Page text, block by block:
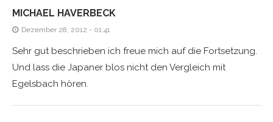
MICHAEL HAVERBECK
Dezember 28, 2012 - 01:41
Sehr gut beschrieben ich freue mich auf die Fortsetzung.
Und lass die Japaner blos nicht den Vergleich mit
Egelsbach hören.